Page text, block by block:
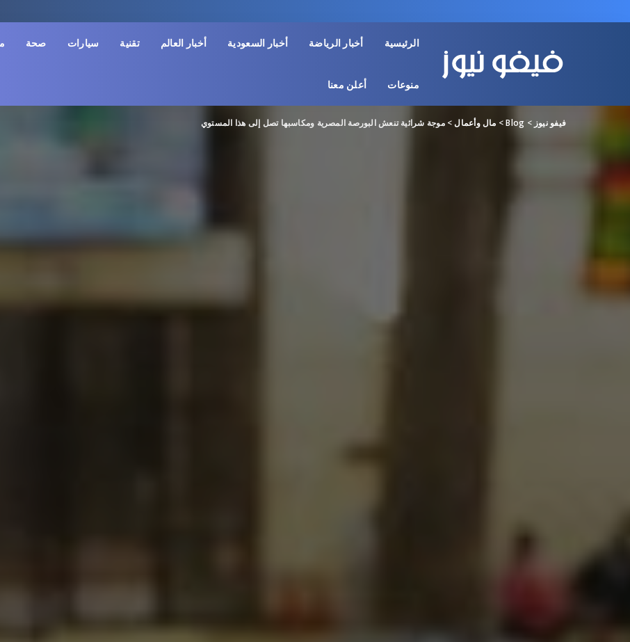
الرئيسية أخبار الرياضة أخبار السعودية أخبار العالم تقنية سيارات صحة
منوعات أعلن معنا
فيفو نيوز >
Blog
> مال وأعمال>موجة شرائية تنعش البورصة المصرية ومكاسبها تصل إلى هذا المستوي